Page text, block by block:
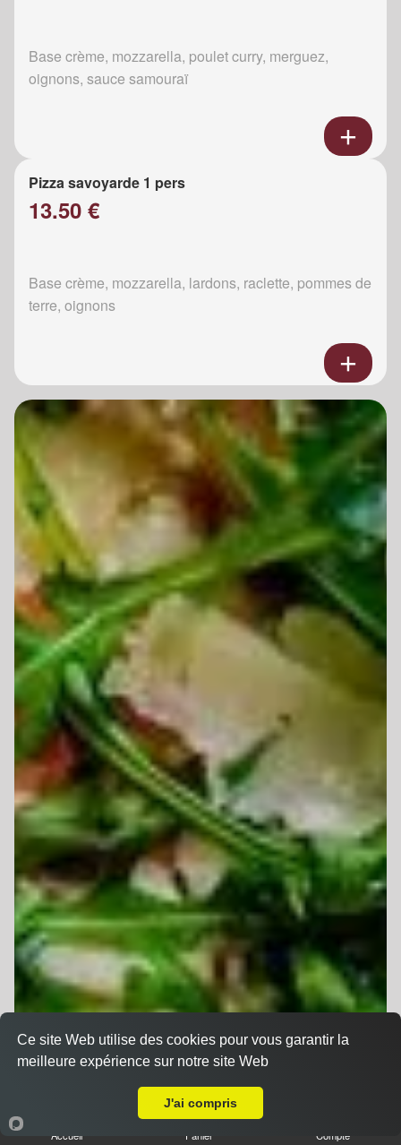
Base crème, mozzarella, poulet curry, merguez,
oignons, sauce samouraï
Pizza savoyarde 1 pers
13.50 €
Base crème, mozzarella, lardons, raclette, pommes de
terre, oignons
Accueil Panier Compte
Ce site Web utilise des cookies pour vous garantir la
meilleure expérience sur notre site Web
J'ai compris